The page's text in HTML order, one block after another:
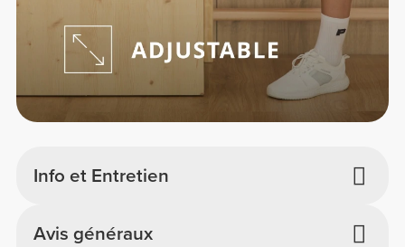
Info et Entretien
Avis généraux